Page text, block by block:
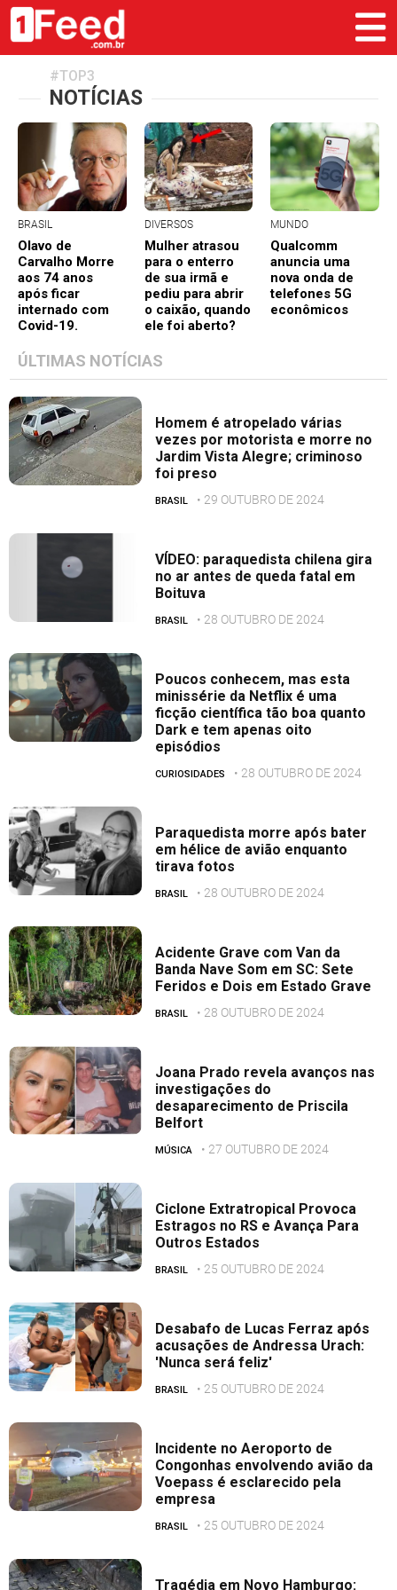
#TOP3
NOTÍCIAS
BRASIL
Olavo de
Carvalho Morre
aos 74 anos
após ficar
internado com
Covid-19.
DIVERSOS
Mulher atrasou
para o enterro
de sua irmã e
pediu para abrir
o caixão, quando
ele foi aberto?
MUNDO
Qualcomm
anuncia uma
nova onda de
telefones 5G
econômicos
ÚLTIMAS NOTÍCIAS
Homem é atropelado várias
vezes por motorista e morre no
Jardim Vista Alegre; criminoso
foi preso
BRASIL • 29 OUTUBRO DE 2024
VÍDEO: paraquedista chilena gira
no ar antes de queda fatal em
Boituva
BRASIL • 28 OUTUBRO DE 2024
Poucos conhecem, mas esta
minissérie da Netflix é uma
ficção científica tão boa quanto
Dark e tem apenas oito
episódios
CURIOSIDADES • 28 OUTUBRO DE 2024
Paraquedista morre após bater
em hélice de avião enquanto
tirava fotos
BRASIL • 28 OUTUBRO DE 2024
Acidente Grave com Van da
Banda Nave Som em SC: Sete
Feridos e Dois em Estado Grave
BRASIL • 28 OUTUBRO DE 2024
Joana Prado revela avanços nas
investigações do
desaparecimento de Priscila
Belfort
MÚSICA • 27 OUTUBRO DE 2024
Ciclone Extratropical Provoca
Estragos no RS e Avança Para
Outros Estados
BRASIL • 25 OUTUBRO DE 2024
Desabafo de Lucas Ferraz após
acusações de Andressa Urach:
'Nunca será feliz'
BRASIL • 25 OUTUBRO DE 2024
Incidente no Aeroporto de
Congonhas envolvendo avião da
Voepass é esclarecido pela
empresa
BRASIL • 25 OUTUBRO DE 2024
Tragédia em Novo Hamburgo: